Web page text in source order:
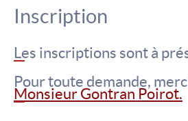
Inscription
Les inscriptions sont à
Pour toute demande,
Monsieur Gontran Poirot.